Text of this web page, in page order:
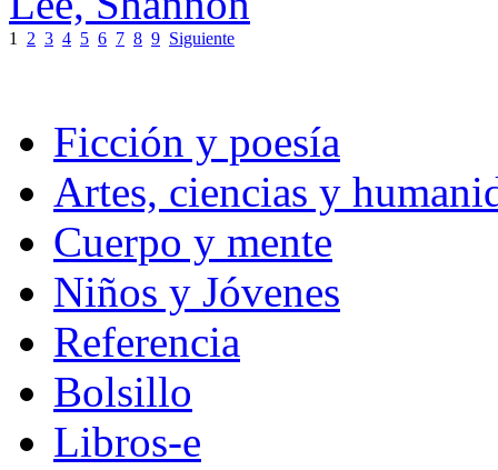
1 2 3 4 5 6 7 8 9 Siguiente
Ficción y poesía
Artes, ciencias y
Cuerpo y mente
Niños y Jóvenes
Referencia
Bolsillo
Libros-e